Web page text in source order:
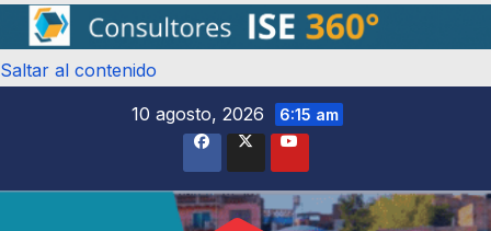
Saltar al contenido
10 agosto, 2026
6:15 am